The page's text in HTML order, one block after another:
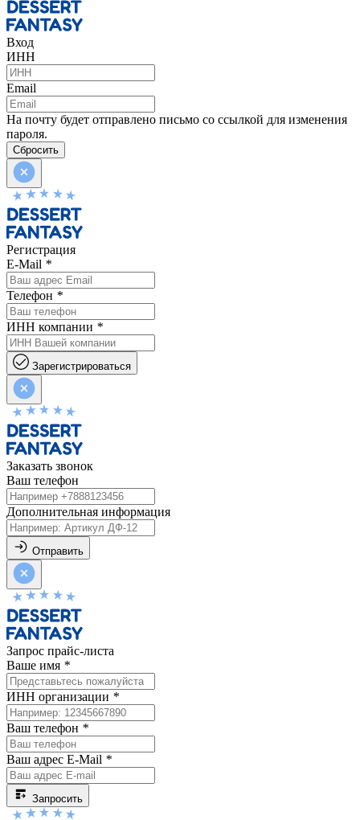
Вход
ИНН
Email
На почту будет отправлено письмо со ссылкой для изменения
пароля.
Сбросить
Регистрация
E-Mail *
Телефон *
ИНН компании *
Зарегистрироваться
Заказать звонок
Ваш телефон
Дополнительная информация
Отправить
Запрос прайс-листа
Ваше имя *
ИНН организации *
Ваш телефон *
Ваш адрес E-Mail *
Запросить